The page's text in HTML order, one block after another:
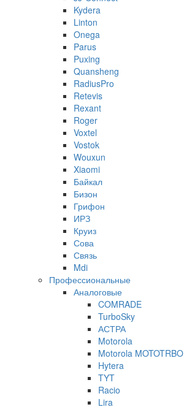
Kydera
Linton
Onega
Parus
Puxing
Quansheng
RadiusPro
Retevis
Rexant
Roger
Voxtel
Vostok
Wouxun
Xiaomi
Байкал
Бизон
Грифон
ИРЗ
Круиз
Сова
Связь
Mdi
Профессиональные
Аналоговые
COMRADE
TurboSky
АСТРА
Motorola
Motorola MOTOTRBO
Hytera
TYT
Racio
Lira